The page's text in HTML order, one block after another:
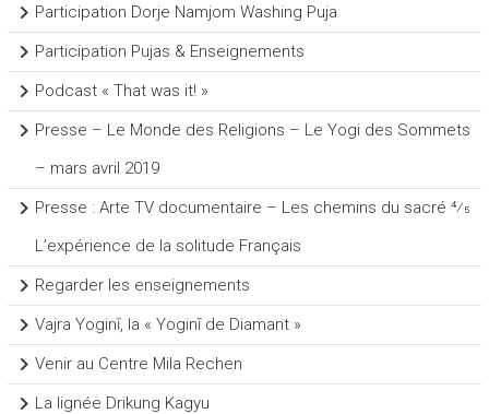
Participation Dorje Namjom Washing Puja
Participation Pujas & Enseignements
Podcast « That was it! »
Presse – Le Monde des Religions – Le Yogi des Sommets
– mars avril 2019
Presse : Arte TV documentaire – Les chemins du sacré 4⁄5
L’expérience de la solitude Français
Regarder les enseignements
Vajra Yoginī, la « Yoginī de Diamant »
Venir au Centre Mila Rechen
La lignée Drikung Kagyu